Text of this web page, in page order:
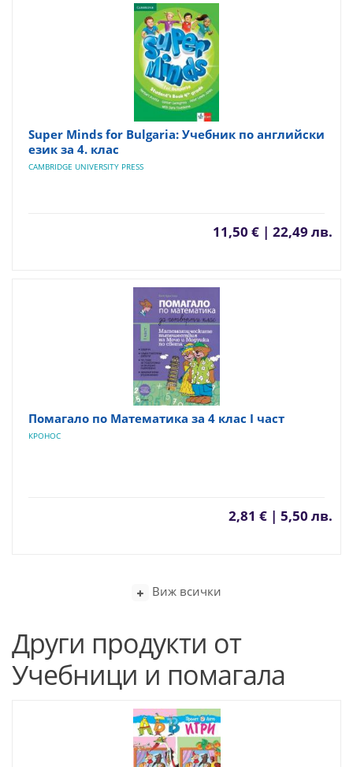
Super Minds for Bulgaria: Учебник по английски
език за 4. клас
CAMBRIDGE UNIVERSITY PRESS
11,50 € | 22,49 лв.
Помагало по Математика за 4 клас I част
КРОНОС
2,81 € | 5,50 лв.
Виж всички
Други продукти от
Учебници и помагала